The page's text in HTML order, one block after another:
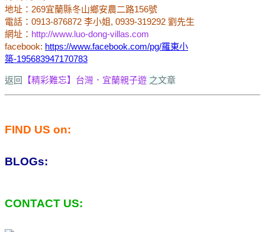
地址：269宜蘭縣冬山鄉安農二路156號
電話：0913-876872 李小姐, 0939-319292 劉先生
網址： http://www.luo-dong-villas.com
facebook: https://www.facebook.com/pg/羅東小
築-195683947170783
返回 【精彩難忘】台灣．宜蘭親子遊 之文章
FIND US on:
BLOGs:
CONTACT US: